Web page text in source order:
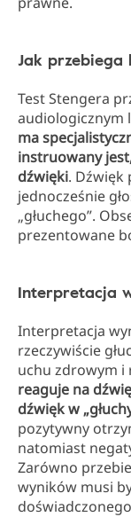
Jak
Test Stengera
audiologicznym
ma
instruowany
dźwięki. Dźwięk
jednocześnie
„głuchego”.
prezentowane
Interpretacja
Interpretacja
rzeczywiście
uchu zdrowym i
reaguje na
dźwięk w
pozytywny
natomiast
Zarówno
wyników musi